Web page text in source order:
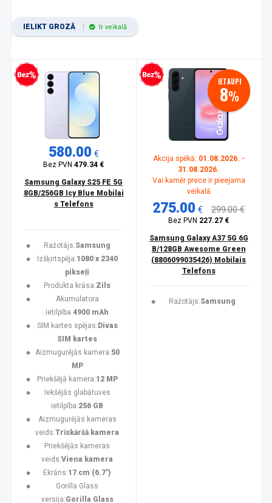
IELIKT GROZĀ Ir veikalā
kredīts
580.00 €
Bez PVN479.34 €
Samsung Galaxy S25 FE 5G
8GB/256GB Icy Blue Mobilai
s Telefons
Ražotājs:Samsung
Izšķirtspēja:1080 x 2340
pikseļi
Produkta krāsa:Zils
Akumulatora
ietilpība:4900 mAh
SIM kartes spējas: Divas
SIM kartes
Aizmugurējās kamera:50
MP
Priekšējā kamera:12 MP
Iekšējās glabātuves
ietilpība:256 GB
Aizmugurējās kameras
veids:Trīskāršā kamera
Priekšējās kameras
veids:Viena kamera
Ekrāns:17 cm (6.7")
Gorilla Glass
versija:Gorilla Glass
Bezprocentu kredīts IETAUPI
8%
Akcija spēkā: 01.08.2026. -
31.08.2026.
Vai kamēr prece ir pieejama
veikalā
275.00 € 299.00 €
Bez PVN 227.27 €
Samsung Galaxy A37 5G 6G
B/128GB Awesome Green
(8806099035426) Mobilais
Telefons
Ražotājs:Samsung